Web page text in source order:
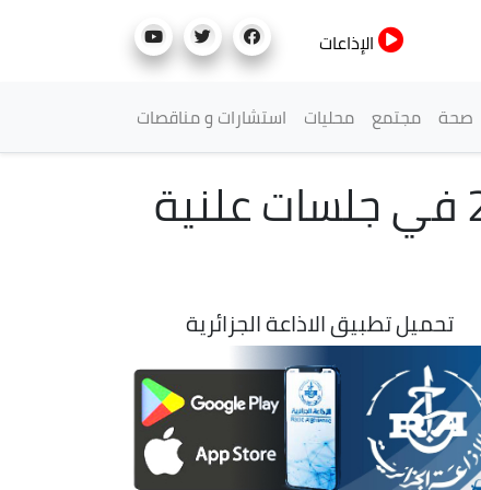
الإذاعات
صحة مجتمع محليات استشارات و مناقصات
مجلس الأمة يناقش نص قانون المالية لسنة 2025 في جلسات علنية
تحميل تطبيق الاذاعة الجزائرية